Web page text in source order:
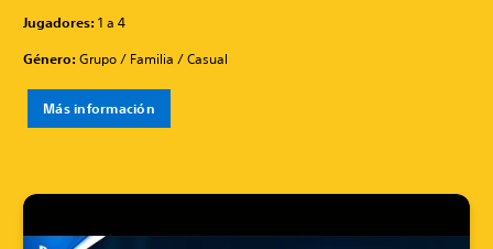
Jugadores:1 a 4
Género:Grupo / Familia / Casual
Más información